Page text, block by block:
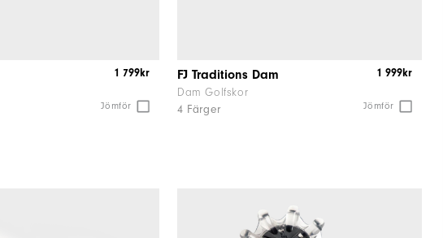
Jömför
1 799kr FJ Traditions Dam
Dam Golfskor
Jömför
4 Färger
1 999kr